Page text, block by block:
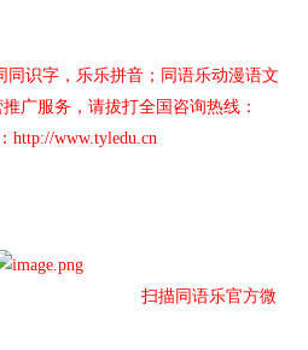
字，乐乐拼音；同语乐动漫语文
广服务，请拔打全国咨询热线：
http://www.tyledu.cn
乐官方微